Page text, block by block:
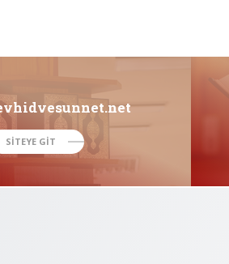
SİTEYE GİT